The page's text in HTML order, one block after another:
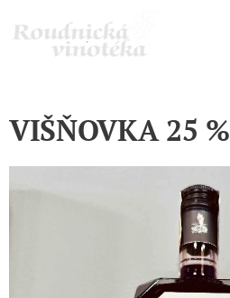
VIŠŇOVKA 25 %